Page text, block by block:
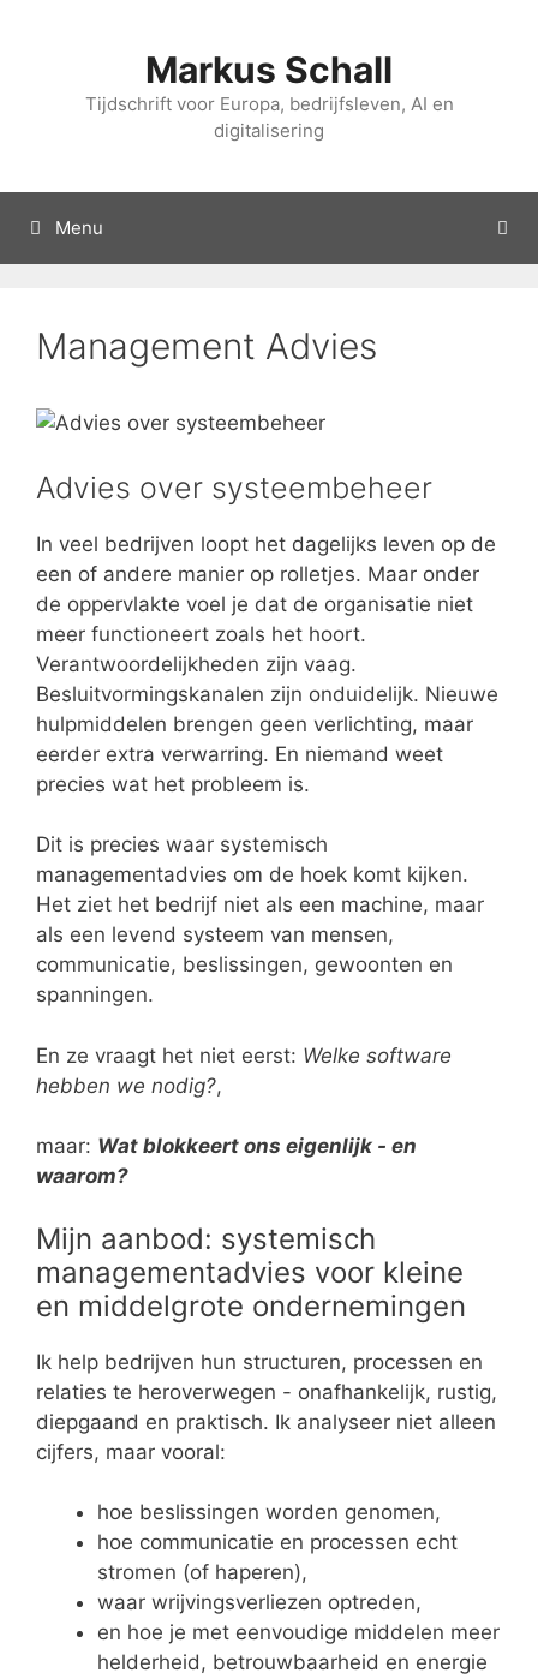
Markus Schall
Tijdschrift voor Europa, bedrijfsleven, AI en
digitalisering
Menu
Management Advies
Advies over systeembeheer
In veel bedrijven loopt het dagelijks leven op de
een of andere manier op rolletjes. Maar onder
de oppervlakte voel je dat de organisatie niet
meer functioneert zoals het hoort.
Verantwoordelijkheden zijn vaag.
Besluitvormingskanalen zijn onduidelijk. Nieuwe
hulpmiddelen brengen geen verlichting, maar
eerder extra verwarring. En niemand weet
precies wat het probleem is.
Dit is precies waar systemisch
managementadvies om de hoek komt kijken.
Het ziet het bedrijf niet als een machine, maar
als een levend systeem van mensen,
communicatie, beslissingen, gewoonten en
spanningen.
En ze vraagt het niet eerst: Welke software
hebben we nodig?,
maar: Wat blokkeert ons eigenlijk - en
waarom?
Mijn aanbod: systemisch
managementadvies voor kleine
en middelgrote ondernemingen
Ik help bedrijven hun structuren, processen en
relaties te heroverwegen - onafhankelijk, rustig,
diepgaand en praktisch. Ik analyseer niet alleen
cijfers, maar vooral:
hoe beslissingen worden genomen,
hoe communicatie en processen echt
stromen (of haperen),
waar wrijvingsverliezen optreden,
en hoe je met eenvoudige middelen meer
helderheid, betrouwbaarheid en energie